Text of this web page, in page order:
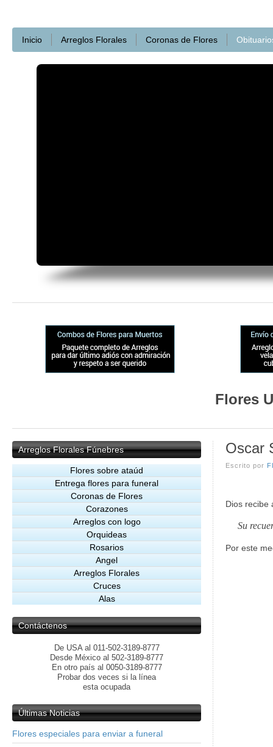
Inicio Arreglos Florales Coronas de Flores
Flores
Oscar
Escrito por
Dios recibe
Su
Por este
ArreglosFlorales Fúnebres
Flores sobre ataúd
Entrega flores para funeral
Coronas de Flores
Corazones
Arreglos con logo
Orquideas
Rosarios
Angel
Arreglos Florales
Cruces
Alas
Contáctenos
De USA al 011-502-3189-8777
Desde México al 502-3189-8777
En otro país al 0050-3189-8777
Probar dos veces si la línea
esta ocupada
ÚltimasNoticias
Flores especiales para enviar a funeral